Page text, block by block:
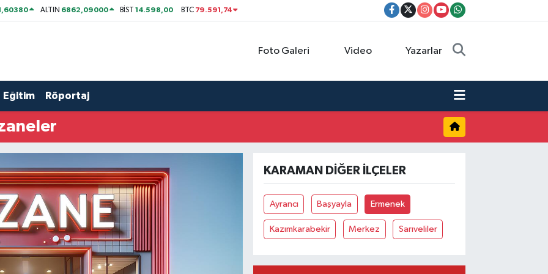
ALTIN 6862,09000 BİST14.598,00 BTC 79.591,74
Foto Galeri Video Yazarlar
Eğitim Röportaj
KARAMAN DIĞER İLÇELER
Ayrancı Başyayla Ermenek
Kazımkarabekir Merkez Sarıveliler